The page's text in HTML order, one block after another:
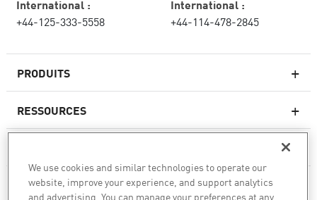
PRODUITS
Pare-feux de nouvelle génération
Sécurité réseau pour le cloud
RESSOURCES
CHECK POINT
International :
+44-125-333-5558
International :
+44-114-478-2845
We use cookies and similar technologies to operate our
website, improve your experience, and support analytics
and advertising. You can manage your preferences at any